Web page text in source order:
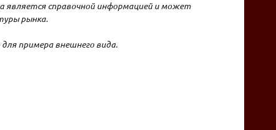
является справочной информацией и может
рынка.
примера внешнего вида.